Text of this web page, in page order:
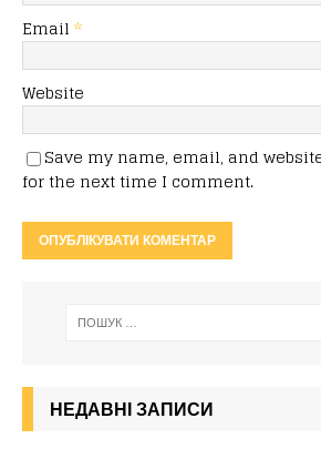
Email *
Website
Save my name, email, and
for the next time I comment.
НЕДАВНІ ЗАПИСИ